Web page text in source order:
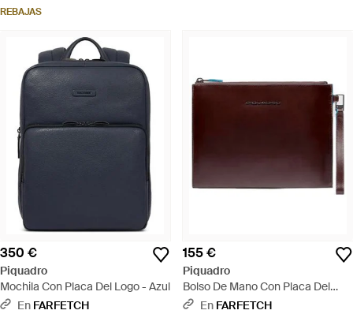
REBAJAS
350 €
Piquadro
Mochila Con Placa Del Logo - Azul
En FARFETCH
155 €
Piquadro
Bolso De Mano Con Placa Del
Logo - Morado
En FARFETCH